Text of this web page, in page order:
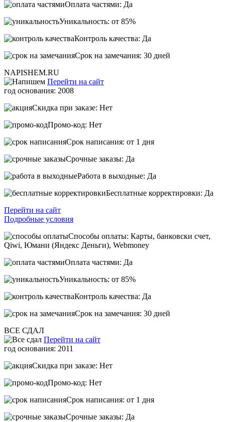
Оплата частями: Да
Уникальность: от 85%
Контроль качества: Да
Срок на замечания: 30 дней
NAPISHEM.RU
Перейти на сайт
год основания: 2008
Скидка при заказе: Нет
Промо-код: Нет
Срок написания: от 1 дня
Срочные заказы: Да
Работа в выходные: Да
Бесплатные корректировки: Да
Перейти на сайт
Подробные условия
Способы оплаты: Карты, банковски счет,
Qiwi, Юмани (Яндекс Деньги), Webmoney
Оплата частями: Да
Уникальность: от 85%
Контроль качества: Да
Срок на замечания: 30 дней
ВСЕ СДАЛ
Перейти на сайт
год основания: 2011
Скидка при заказе: Нет
Промо-код: Нет
Срок написания: от 1 дня
Срочные заказы: Да